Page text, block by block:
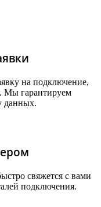
на подключение,
Мы гарантируем
данных.
свяжется с вами
подключения.